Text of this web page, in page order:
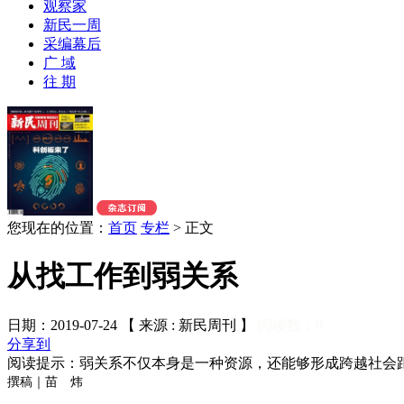
观察家
新民一周
采编幕后
广 域
往 期
您现在的位置： 首页 专栏 > 正文
从找工作到弱关系
日期：2019-07-24 【 来源 : 新民周刊 】
分享到
阅读提示：弱关系不仅本身是一种资源，还能够形成跨越社会
撰稿｜苗 炜